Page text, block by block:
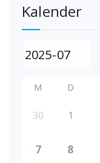
Kalender
M D
30 1
7 8